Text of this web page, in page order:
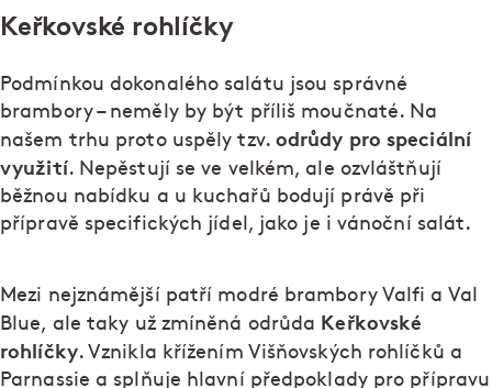
Keřkovské rohlíčky
Podmínkou dokonalého salátu jsou správné
brambory – neměly by být příliš moučnaté. Na
našem trhu proto uspěly tzv. odrůdy pro speciální
využití. Nepěstují se ve velkém, ale ozvláštňují
běžnou nabídku a u kuchařů bodují právě při
přípravě specifických jídel, jako je i vánoční salát.
Mezi nejznámější patří modré brambory Valfi a Val
Blue, ale taky už zmíněná odrůda Keřkovské
rohlíčky. Vznikla křížením Višňovských rohlíčků a
Parnassie a splňuje hlavní předpoklady pro přípravu